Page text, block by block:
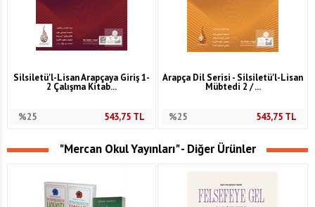
Silsiletü'l-Lisan Arapçaya Giriş 1-
2 Çalışma Kitab...
%25 543,75TL
Arapça Dil Serisi - Silsiletü'l-Lisan
Mübtedi 2 / ...
%25 543,75 TL
"Mercan Okul Yayınları" - Diğer Ürünler